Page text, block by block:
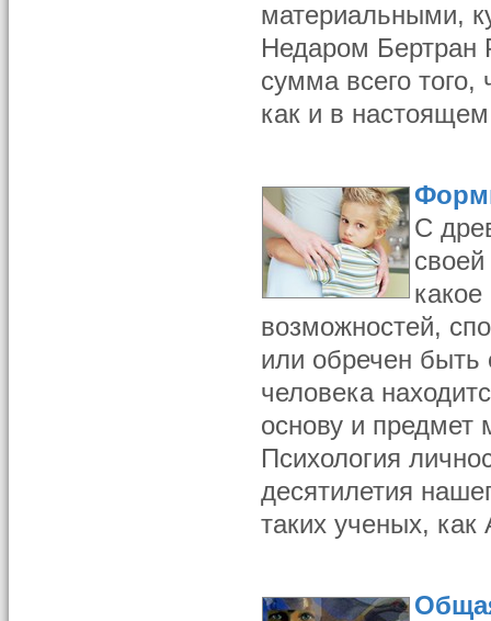
материальными,
Недаром Бертран
сумма всего
как и в
С
возможностей,
или обречен
человека
осно­ву и предмет
Психология
десятилетия
таких ученых, как